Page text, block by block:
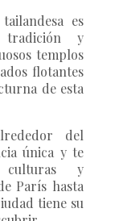
es
y
templos
flotantes
de esta
del
única y te
culturas y
París hasta
tiene su